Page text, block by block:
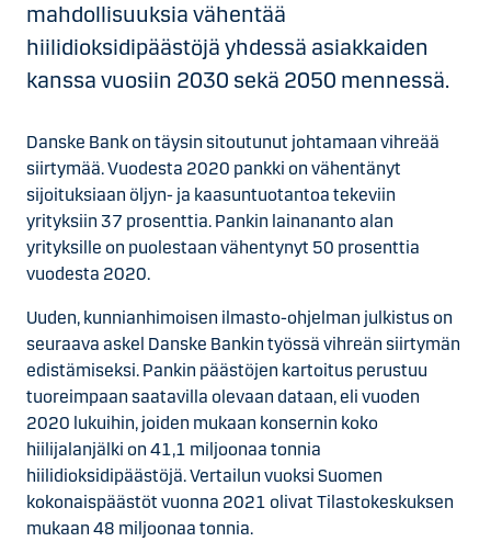
mahdollisuuksia vähentää
hiilidioksidipäästöjä yhdessä asiakkaiden
kanssa vuosiin 2030 sekä 2050 mennessä.
Danske Bank on täysin sitoutunut johtamaan vihreää
siirtymää. Vuodesta 2020 pankki on vähentänyt
sijoituksiaan öljyn- ja kaasuntuotantoa tekeviin
yrityksiin 37 prosenttia. Pankin lainananto alan
yrityksille on puolestaan vähentynyt 50 prosenttia
vuodesta 2020.
Uuden, kunnianhimoisen ilmasto-ohjelman julkistus on
seuraava askel Danske Bankin työssä vihreän siirtymän
edistämiseksi. Pankin päästöjen kartoitus perustuu
tuoreimpaan saatavilla olevaan dataan, eli vuoden
2020 lukuihin, joiden mukaan konsernin koko
hiilijalanjälki on 41,1 miljoonaa tonnia
hiilidioksidipäästöjä. Vertailun vuoksi Suomen
kokonaispäästöt vuonna 2021 olivat Tilastokeskuksen
mukaan 48 miljoonaa tonnia.